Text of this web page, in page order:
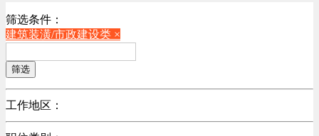
筛选条件：
建筑装潢/市政建设类 ×
筛选
工作地区：
不限